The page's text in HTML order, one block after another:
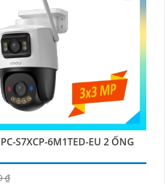
S7XCP-6M1TED-EU 2 ỐNG
₫